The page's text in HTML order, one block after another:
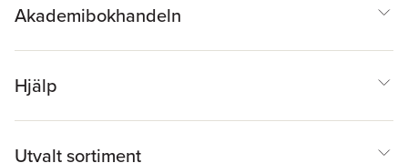
Akademibokhandeln
Hjälp
Utvalt sortiment